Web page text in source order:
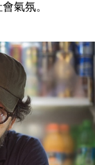
氣氛。